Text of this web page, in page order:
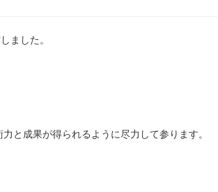
ました。
と成果が得られるように尽力して参ります。